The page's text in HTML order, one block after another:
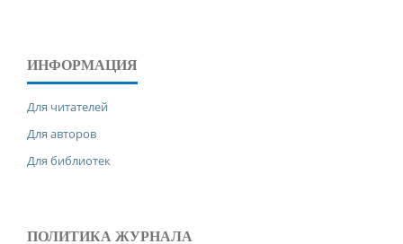
ИНФОРМАЦИЯ
Для читателей
Для авторов
Для библиотек
ПОЛИТИКА ЖУРНАЛА